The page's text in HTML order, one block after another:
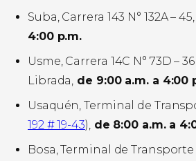
Suba, Carrera 143 N° 132A – 45,
4:00 p.m.
Usme, Carrera 14C N° 73D –
Librada, de 9:00 a.m. a 4:00
Usaquén, Terminal de
192 # 19-43),de 8:00 a.m. a
Bosa, Terminal de Transporte